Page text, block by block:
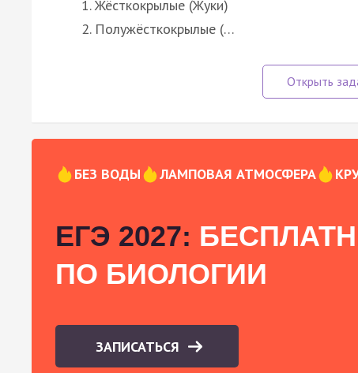
Жёсткокрылые (Жуки)
Полужёсткокрылые (…
БЕЗ ВОДЫ ЛАМПОВАЯ АТМОСФЕРА
ЕГЭ 2027:
ПО БИОЛОГИИ
ЗАПИСАТЬСЯ